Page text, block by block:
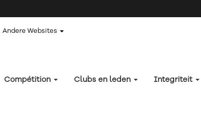
Andere Websites
Compétition Clubs en leden Integriteit